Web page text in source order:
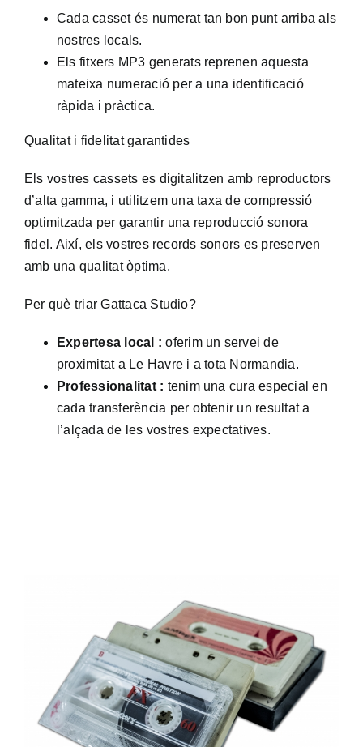
Cada casset és numerat tan bon punt arriba als
nostres locals.
Els fitxers MP3 generats reprenen aquesta
mateixa numeració per a una identificació
ràpida i pràctica.
Qualitat i fidelitat garantides
Els vostres cassets es digitalitzen amb reproductors
d’alta gamma, i utilitzem una taxa de compressió
optimitzada per garantir una reproducció sonora
fidel. Així, els vostres records sonors es preserven
amb una qualitat òptima.
Per què triar Gattaca Studio?
Expertesa local : oferim un servei de
proximitat a Le Havre i a tota Normandia.
Professionalitat : tenim una cura especial en
cada transferència per obtenir un resultat a
l’alçada de les vostres expectatives.